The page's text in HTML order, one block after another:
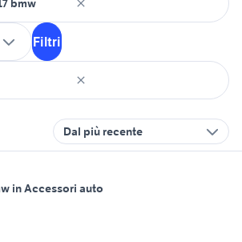
Filtri
Dal più recente
in Accessori auto